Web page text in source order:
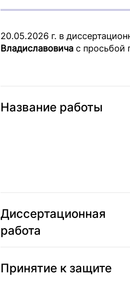
20.05.2026 г. в
Владиславовича с просьбой
Название работы
Диссертационная
работа
Принятие к защите